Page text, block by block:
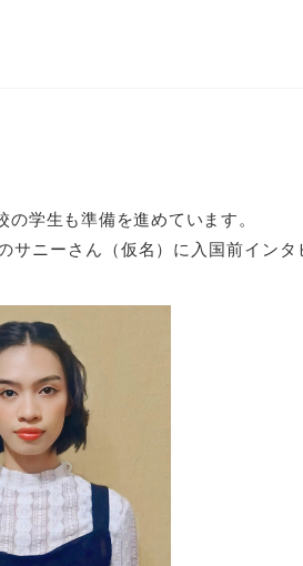
学生も準備を進めています。
サニーさん（仮名）に入国前インタ